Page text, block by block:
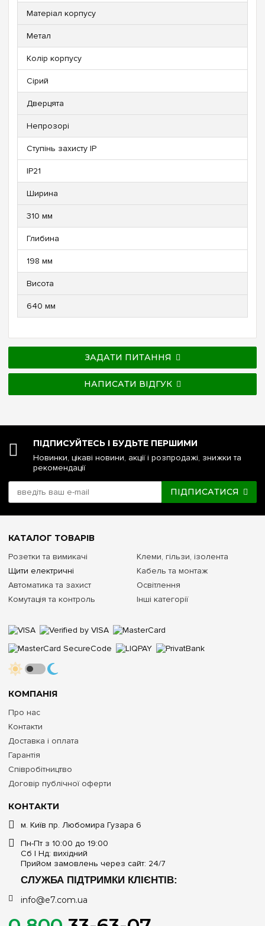
Матеріал корпусу
Метал
Колір корпусу
Сірий
Дверцята
Непрозорі
Ступінь захисту IP
IP21
Ширина
310 мм
Глибина
198 мм
Висота
640 мм
ЗАДАТИ ПИТАННЯ
НАПИСАТИ ВІДГУК
ПІДПИСУЙТЕСЬ І БУДЬТЕ ПЕРШИМИ
Новинки, цікаві новини, акції і розпродажі, знижки та
рекомендації
ПІДПИСАТИСЯ
КОНТАКТИ
м. Київ пр. Любомира Гузара 6
Пн-Пт з 10:00 до 19:00
Сб | Нд: вихідний
Прийом замовлень через сайт: 24/7
СЛУЖБА ПІДТРИМКИ КЛІЄНТІВ:
info@e7.com.ua
КОМПАНІЯ
Про нас
Контакти
Доставка і оплата
Гарантія
Співробітництво
Договір публічної оферти
КАТАЛОГ ТОВАРІВ
Розетки та вимикачі
Щити електричні
Автоматика та захист
Комутація та контроль
Клеми, гільзи, ізолента
Кабель та монтаж
Освітлення
Інші категорії